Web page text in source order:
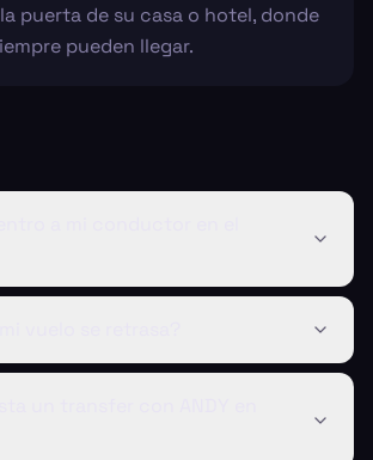
puerta de su casa o hotel, donde
pueden llegar.